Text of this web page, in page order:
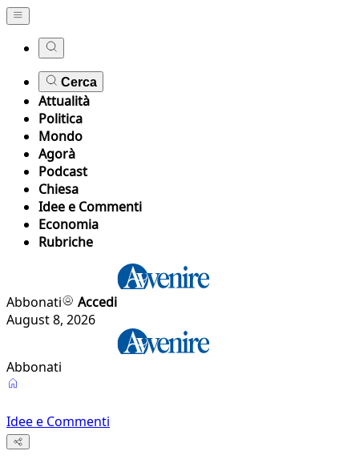
Cerca
Attualità
Politica
Mondo
Agorà
Podcast
Chiesa
Idee e Commenti
Economia
Rubriche
Abbonati
Accedi
August 8, 2026
Abbonati
Idee e Commenti